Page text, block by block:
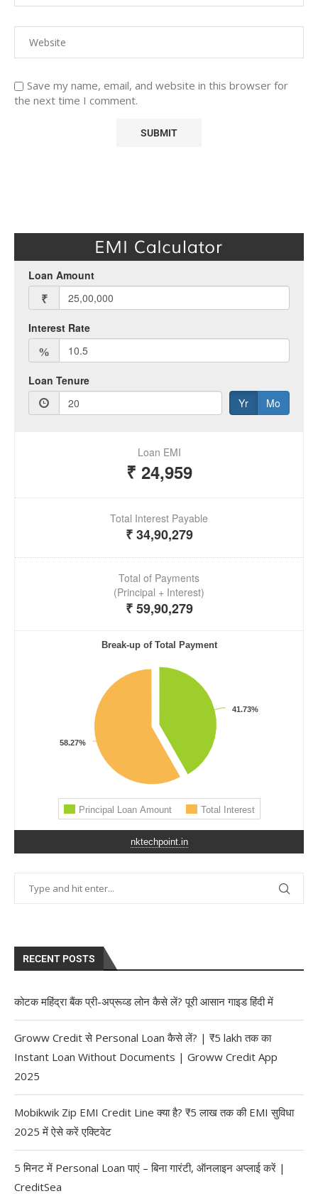
Save my name, email, and website in this browser for
the next time I comment.
nktechpoint.in
RECENT POSTS
कोटक महिंद्रा बैंक प्री-अप्रूव्ड लोन कैसे लें? पूरी आसान गाइड हिंदी में
Groww Credit से Personal Loan कैसे लें? | ₹5 lakh तक का
Instant Loan Without Documents | Groww Credit App
2025
Mobikwik Zip EMI Credit Line क्या है? ₹5 लाख तक की EMI सुविधा
2025 में ऐसे करें एक्टिवेट
5 मिनट में Personal Loan पाएं – बिना गारंटी, ऑनलाइन अप्लाई करें |
CreditSea